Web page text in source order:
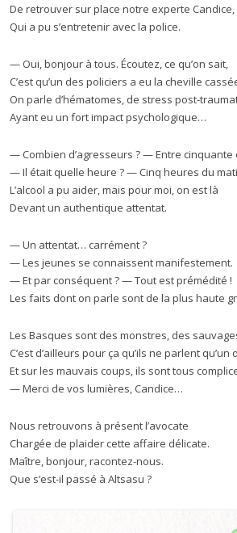
De retrouver sur place notre experte Candice,
Qui a pu s’entretenir avec la police.
— Oui, bonjour à tous. Écoutez, ce qu’on sait,
C’est qu’un des policiers a eu la cheville
On parle d’hématomes, de stress post-
Ayant eu un fort impact psychologique…
— Combien d’agresseurs ? — Entre cinquante
— Il était quelle heure ? — Cinq heures du
L’alcool a pu aider, mais pour moi, on est là
Devant un authentique attentat.
— Un attentat… carrément ?
— Les jeunes se connaissent manifestement.
— Et par conséquent ? — Tout est prémédité !
Les faits dont on parle sont de la plus haute
Les Basques sont des monstres, des
C’est d’ailleurs pour ça qu’ils ne parlent qu’un
Et sur les mauvais coups, ils sont tous
— Merci de vos lumières, Candice…
Nous retrouvons à présent l’avocate
Chargée de plaider cette affaire délicate.
Maître, bonjour, racontez-nous.
Que s’est-il passé à Altsasu ?